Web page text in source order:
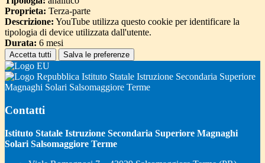
Proprieta: Terza-parte
Descrizione: YouTube utilizza questo cookie per identificare la
tipologia di device utilizzata dall'utente.
Durata: 6 mesi
Accetta tutti Salva le preferenze
Istituto Statale Istruzione Secondaria Superiore
Magnaghi Solari Salsomaggiore Terme
Contatti
Istituto Statale Istruzione Secondaria Superiore Magnaghi
Solari Salsomaggiore Terme